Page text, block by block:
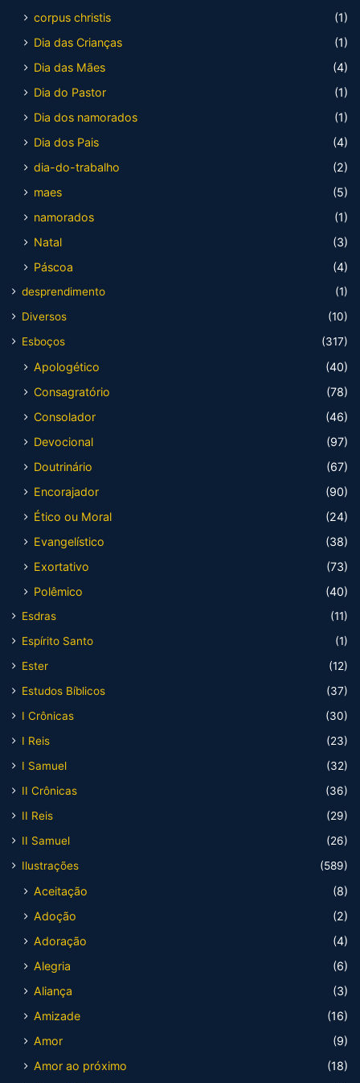
corpus christis
(1)
Dia das Crianças
(1)
Dia das Mães
(4)
Dia do Pastor
(1)
Dia dos namorados
(1)
Dia dos Pais
(4)
dia-do-trabalho
(2)
maes
(5)
namorados
(1)
Natal
(3)
Páscoa
(4)
desprendimento
(1)
Diversos
(10)
Esboços
(317)
Apologético
(40)
Consagratório
(78)
Consolador
(46)
Devocional
(97)
Doutrinário
(67)
Encorajador
(90)
Ético ou Moral
(24)
Evangelístico
(38)
Exortativo
(73)
Polêmico
(40)
Esdras
(11)
Espírito Santo
(1)
Ester
(12)
Estudos Bíblicos
(37)
I Crônicas
(30)
I Reis
(23)
I Samuel
(32)
II Crônicas
(36)
II Reis
(29)
II Samuel
(26)
Ilustrações
(589)
Aceitação
(8)
Adoção
(2)
Adoração
(4)
Alegria
(6)
Aliança
(3)
Amizade
(16)
Amor
(9)
Amor ao próximo
(18)